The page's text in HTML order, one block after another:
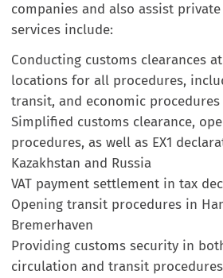
companies and also assist
services include:
Conducting customs clearances
locations for all procedures,
transit, and economic procedures
Simplified customs clearance,
procedures, as well as EX1
Kazakhstan and Russia
VAT payment settlement in tax
Opening transit procedures in
Bremerhaven
Providing customs security in
circulation and transit procedures